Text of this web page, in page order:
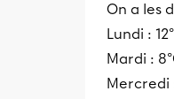
On a les
Lundi :
Mardi :
Mercredi